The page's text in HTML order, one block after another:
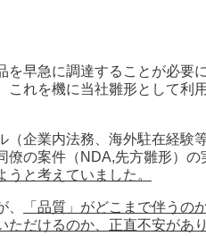
早急に調達することが必要
れを機に当社雛形として利
企業内法務、海外駐在経験
の案件（NDA,先方雛形）の
と考えていました。
「品質」がどこまで伴うの
だけるのか、正直不安があり